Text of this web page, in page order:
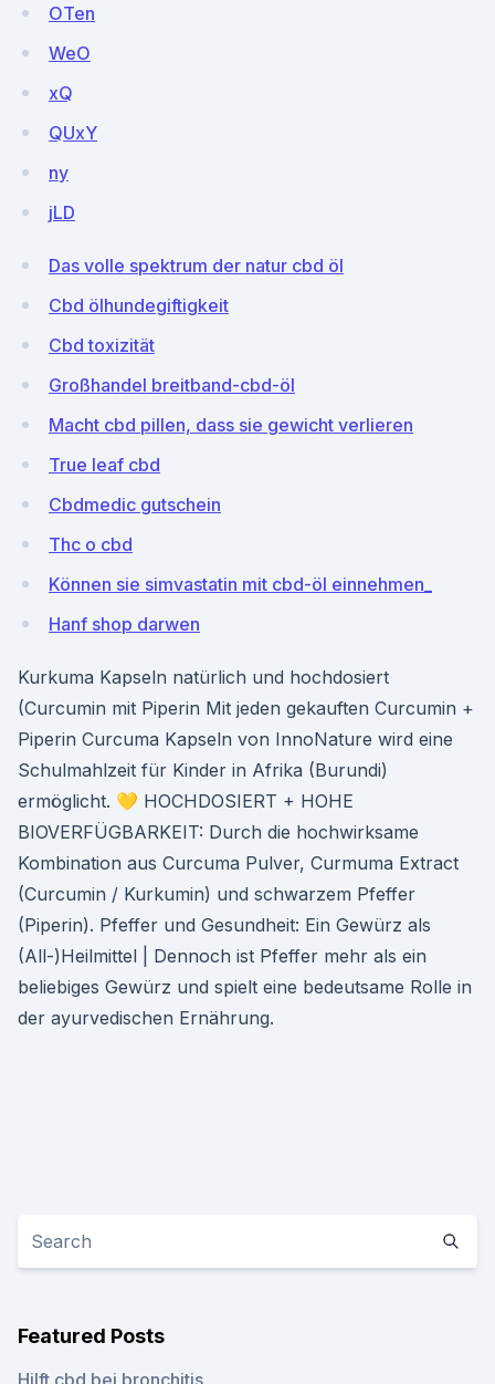
OTen
WeO
xQ
QUxY
ny
jLD
Das volle spektrum der natur cbd öl
Cbd ölhundegiftigkeit
Cbd toxizität
Großhandel breitband-cbd-öl
Macht cbd pillen, dass sie gewicht verlieren
True leaf cbd
Cbdmedic gutschein
Thc o cbd
Können sie simvastatin mit cbd-öl einnehmen_
Hanf shop darwen
Kurkuma Kapseln natürlich und hochdosiert
(Curcumin mit Piperin Mit jeden gekauften Curcumin +
Piperin Curcuma Kapseln von InnoNature wird eine
Schulmahlzeit für Kinder in Afrika (Burundi)
ermöglicht. 💛 HOCHDOSIERT + HOHE
BIOVERFÜGBARKEIT: Durch die hochwirksame
Kombination aus Curcuma Pulver, Curmuma Extract
(Curcumin / Kurkumin) und schwarzem Pfeffer
(Piperin). Pfeffer und Gesundheit: Ein Gewürz als
(All-)Heilmittel | Dennoch ist Pfeffer mehr als ein
beliebiges Gewürz und spielt eine bedeutsame Rolle in
der ayurvedischen Ernährung.
Featured Posts
Hilft cbd bei bronchitis